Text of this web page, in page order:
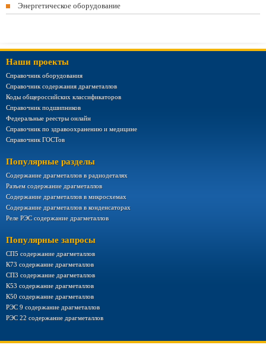
Энергетическое оборудование
Наши проекты
Справочник оборудования
Справочник содержания драгметаллов
Коды общероссийских классификаторов
Справочник подшипников
Федеральные реестры онлайн
Справочник по здравоохранению и медицине
Справочник ГОСТов
Популярные разделы
Содержание драгметаллов в радиодеталях
Разъем содержание драгметаллов
Содержание драгметаллов в микросхемах
Содержание драгметаллов в конденсаторах
Реле РЭС содержание драгметаллов
Популярные запросы
СП5 содержание драгметаллов
К73 содержание драгметаллов
СП3 содержание драгметаллов
К53 содержание драгметаллов
К50 содержание драгметаллов
РЭС 9 содержание драгметаллов
РЭС 22 содержание драгметаллов